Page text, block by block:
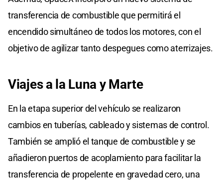
transferencia de combustible que permitirá el
encendido simultáneo de todos los motores, con el
objetivo de agilizar tanto despegues como aterrizajes.
Viajes a la Luna y Marte
En la etapa superior del vehículo se realizaron
cambios en tuberías, cableado y sistemas de control.
También se amplió el tanque de combustible y se
añadieron puertos de acoplamiento para facilitar la
transferencia de propelente en gravedad cero, una